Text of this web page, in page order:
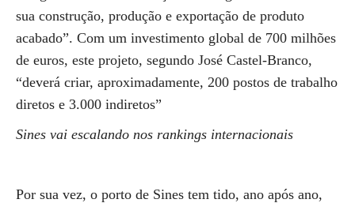
sua construção, produção e exportação de produto
acabado”. Com um investimento global de 700 milhões
de euros, este projeto, segundo José Castel-Branco,
“deverá criar, aproximadamente, 200 postos de trabalho
diretos e 3.000 indiretos”
Sines vai escalando nos rankings internacionais
Por sua vez, o porto de Sines tem tido, ano após ano,